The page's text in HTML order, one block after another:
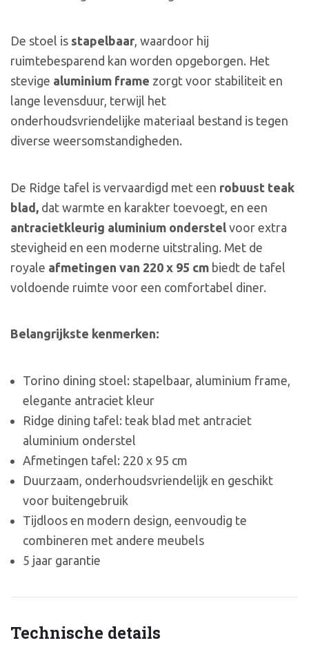
De stoel is stapelbaar, waardoor hij
ruimtebesparend kan worden opgeborgen. Het
stevige aluminium frame zorgt voor stabiliteit en
lange levensduur, terwijl het
onderhoudsvriendelijke materiaal bestand is tegen
diverse weersomstandigheden.
De Ridge tafel is vervaardigd met een robuust teak
blad, dat warmte en karakter toevoegt, en een
antracietkleurig aluminium onderstel voor extra
stevigheid en een moderne uitstraling. Met de
royale afmetingen van 220 x 95 cm biedt de tafel
voldoende ruimte voor een comfortabel diner.
Belangrijkste kenmerken:
Torino dining stoel: stapelbaar, aluminium frame,
elegante antraciet kleur
Ridge dining tafel: teak blad met antraciet
aluminium onderstel
Afmetingen tafel: 220 x 95 cm
Duurzaam, onderhoudsvriendelijk en geschikt
voor buitengebruik
Tijdloos en modern design, eenvoudig te
combineren met andere meubels
5 jaar garantie
Technische details